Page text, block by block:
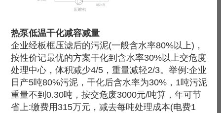
热泵低温干化减容减量
企业经板框压滤后的污泥(一般含水率80%以上)，
按性价记最优的方案干化到含水率30%以上交危度
处理中心，体积减少4/5，重量减轻2/3。举例:企业
日产5吨80%污泥，干化后含水率为30%，1吨污泥
重量不到0.30吨，按交危废3000元/吨算，年可节
省上:缴费用315万元，减去每吨处理成本(电费1